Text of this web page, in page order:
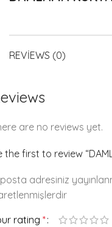
REVIEWS (0)
are no reviews yet.
the first to review
adresiniz
rating *